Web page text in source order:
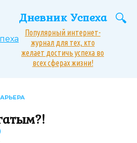
Дневник Успеха
Популярный интернет-
журнал для тех, кто
желает достичь успеха во
всех сферах жизни!